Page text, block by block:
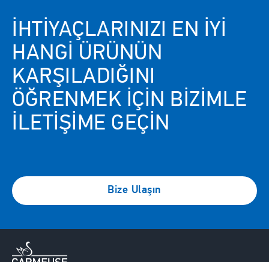
İHTIYAÇLARINIZI EN IYI
HANGI ÜRÜNÜN
KARŞILADIĞINI
ÖĞRENMEK IÇIN BIZIMLE
ILETIŞIME GEÇIN
Bize Ulaşın